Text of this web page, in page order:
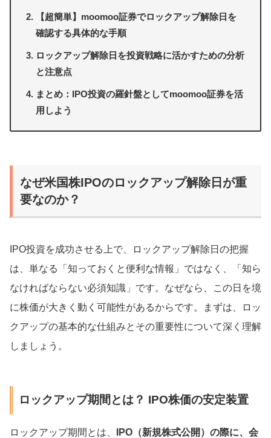
【超簡単】moomoo証券でロックアップ解除日を
確認する具体的な手順
ロックアップ解除日を投資戦略に活かすための分析
と注意点
まとめ：IPO投資の羅針盤としてmoomoo証券を活
用しよう
なぜ米国株IPOのロックアップ解除日が重
要なのか？
IPO投資を成功させる上で、ロックアップ解除日の把握
は、単なる「知っておくと便利な情報」ではなく、「知ら
なければならない必須知識」です。なぜなら、この日を境
に株価が大きく動く可能性があるからです。まずは、ロッ
クアップの基本的な仕組みとその重要性について深く理解
しましょう。
ロックアップ期間とは？ IPO株価の安定装置
ロックアップ期間とは、
IPO（新規株式公開）の際に、会